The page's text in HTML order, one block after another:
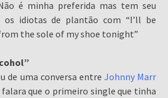
é minha preferida mas tem seu
os idiotas de plantão com “I’ll be
the sole of my shoe tonight”
de uma conversa entre Johnny Marr
falara que o primeiro single que tinha